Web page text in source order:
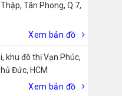
Tân Phong, Q.7,
Xem bản đồ
khu đô thị Vạn Phúc,
Đức, HCM
Xem bản đồ